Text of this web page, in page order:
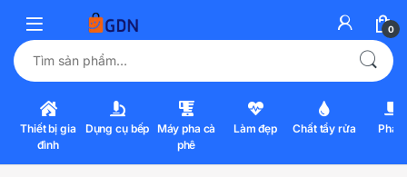
0
Tìm kiếm:
Thiết bị gia
đình
Dụng cụ bếp Máy pha cà
phê
Làm đẹp Chất tẩy rửa Pha